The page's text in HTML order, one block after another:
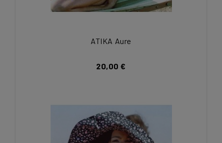
ATIKA Aure
20,00 €